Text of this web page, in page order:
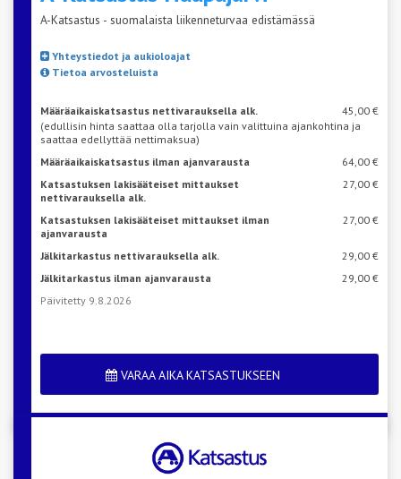
A-Katsastus - suomalaista liikenneturvaa edistämässä
Yhteystiedot ja aukioloajat
Tietoa arvosteluista
Määräaikaiskatsastus nettivarauksella alk.
45,00 €
(edullisin hinta saattaa olla tarjolla vain valittuina ajankohtina ja
saattaa edellyttää nettimaksua)
Määräaikaiskatsastus ilman ajanvarausta
64,00 €
Katsastuksen lakisääteiset mittaukset
nettivarauksella alk.
27,00 €
Katsastuksen lakisääteiset mittaukset ilman
ajanvarausta
27,00 €
Jälkitarkastus nettivarauksella alk.
29,00 €
Jälkitarkastus ilman ajanvarausta
29,00 €
Päivitetty 9.8.2026
VARAA AIKA KATSASTUKSEEN